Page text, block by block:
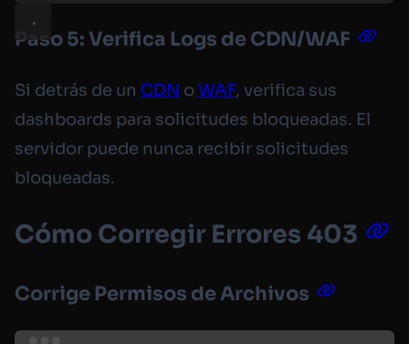
Paso 5: Verifica Logs de CDN/WAF
Si detrás de un CDN o WAF, verifica sus
dashboards para solicitudes bloqueadas. El
servidor puede nunca recibir solicitudes
bloqueadas.
Cómo Corregir Errores 403
Corrige Permisos de Archivos